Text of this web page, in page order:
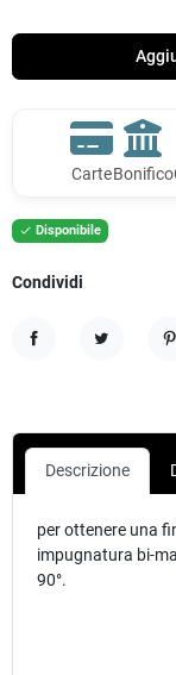
CarteBonifico
 Disponibile
Condividi
Descrizione
per ottenere una
impugnatura bi-
90°.